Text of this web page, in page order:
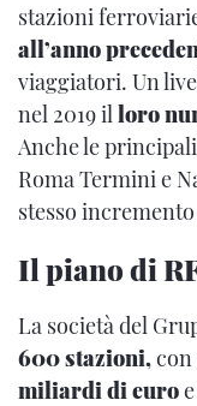
stazioni
all’anno
viaggiatori. Un
nel 2019 il loro
Anche le
Roma Termini e
stesso
Il piano di
La società del
600 stazioni,
miliardi di euro